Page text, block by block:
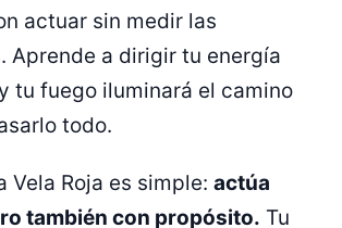
actuar sin medir las
Aprende a dirigir tu energía
tu fuego iluminará el camino
todo.
Vela Roja es simple: actúa
también con propósito. Tu